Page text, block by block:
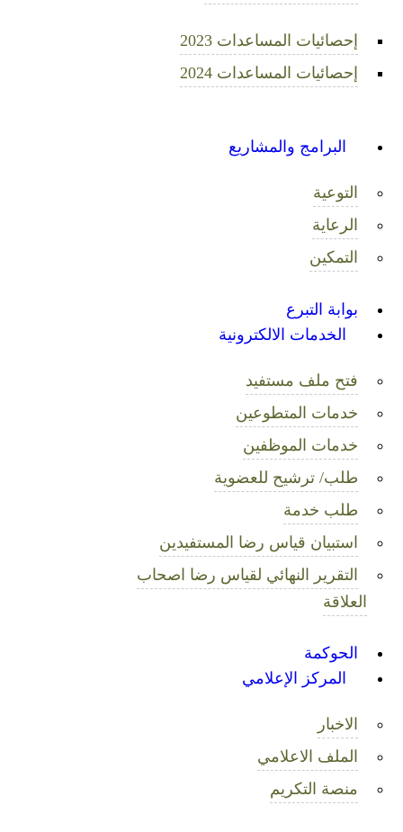
إحصائيات المساعدات 2023
إحصائيات المساعدات 2024
البرامج والمشاريع
التوعية
الرعاية
التمكين
بوابة التبرع
الخدمات الالكترونية
فتح ملف مستفيد
خدمات المتطوعين
خدمات الموظفين
طلب/ ترشيح للعضوية
طلب خدمة
استبيان قياس رضا المستفيدين
التقرير النهائي لقياس رضا اصحاب
العلاقة
الحوكمة
المركز الإعلامي
الاخبار
الملف الاعلامي
منصة التكريم